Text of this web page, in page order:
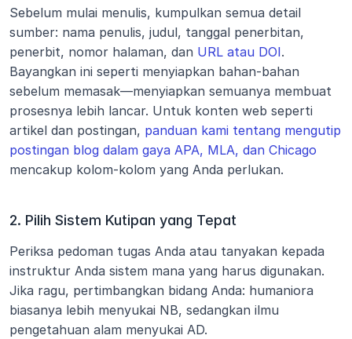
Sebelum mulai menulis, kumpulkan semua detail
sumber: nama penulis, judul, tanggal penerbitan,
penerbit, nomor halaman, dan URL atau DOI.
Bayangkan ini seperti menyiapkan bahan-bahan
sebelum memasak—menyiapkan semuanya membuat
prosesnya lebih lancar. Untuk konten web seperti
artikel dan postingan, panduan kami tentang mengutip
postingan blog dalam gaya APA, MLA, dan Chicago
mencakup kolom-kolom yang Anda perlukan.
2. Pilih Sistem Kutipan yang Tepat
Periksa pedoman tugas Anda atau tanyakan kepada
instruktur Anda sistem mana yang harus digunakan.
Jika ragu, pertimbangkan bidang Anda: humaniora
biasanya lebih menyukai NB, sedangkan ilmu
pengetahuan alam menyukai AD.